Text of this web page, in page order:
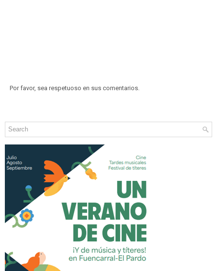
Por favor, sea respetuoso en sus comentarios.